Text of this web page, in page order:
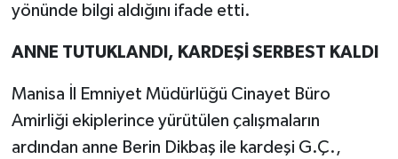
yönünde bilgi aldığını ifade etti.
ANNE TUTUKLANDI, KARDEŞİ SERBEST KALDI
Manisa İl Emniyet Müdürlüğü Cinayet Büro
Amirliği ekiplerince yürütülen çalışmaların
ardından anne Berin Dikbaş ile kardeşi G.Ç.,